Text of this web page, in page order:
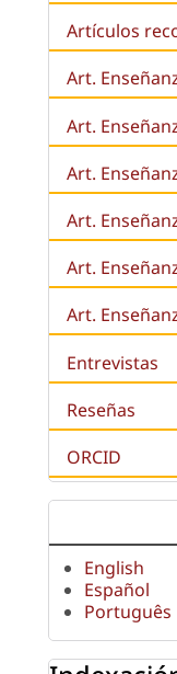
Artículos
Art.
Art.
Art.
Art.
Art.
Art.
Entrevistas
Reseñas
ORCID
English
Español
Português